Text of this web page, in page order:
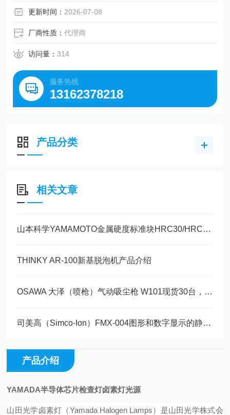
更新时间： 2026-07-08
厂商性质：代理商
访问量：314
服务热线
13162378218
产品分类
相关文章
山本科学YAMAMOTO金属硬度标准块HRC30/HRC45，美萨现货30台
THINKY AR-100新基脱泡机产品介绍
OSAWA 大泽（喷枪）气动吸尘枪 W101现货30台，美萨科技现货系列
司美高（Simco-Ion）FMX-004图形和数字显示的静电场测试仪现货30台
产品介绍
YAMADA半导体芯片检查灯卤素灯光源
山田光学卤素灯（Yamada Halogen Lamps）是山田光学株式会